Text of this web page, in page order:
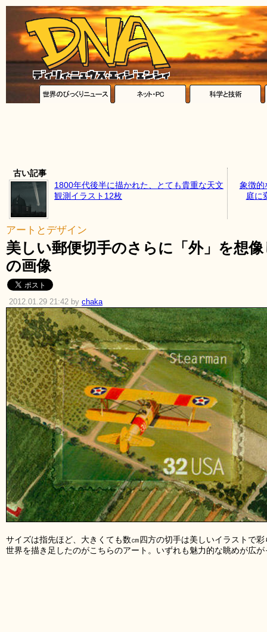
古い記事
1800年代後半に描かれた、とても貴重な天文
観測イラスト12枚
象徴的
庭に
アートとデザイン
美しい郵便切手のさらに「外」を想
の画像
2012.01.29 21:42 by chaka
サイズは指先ほど、大きくても数㎝四方の切手は美しいイラストで
世界を描き足したのがこちらのアート。いずれも魅力的な眺めが広